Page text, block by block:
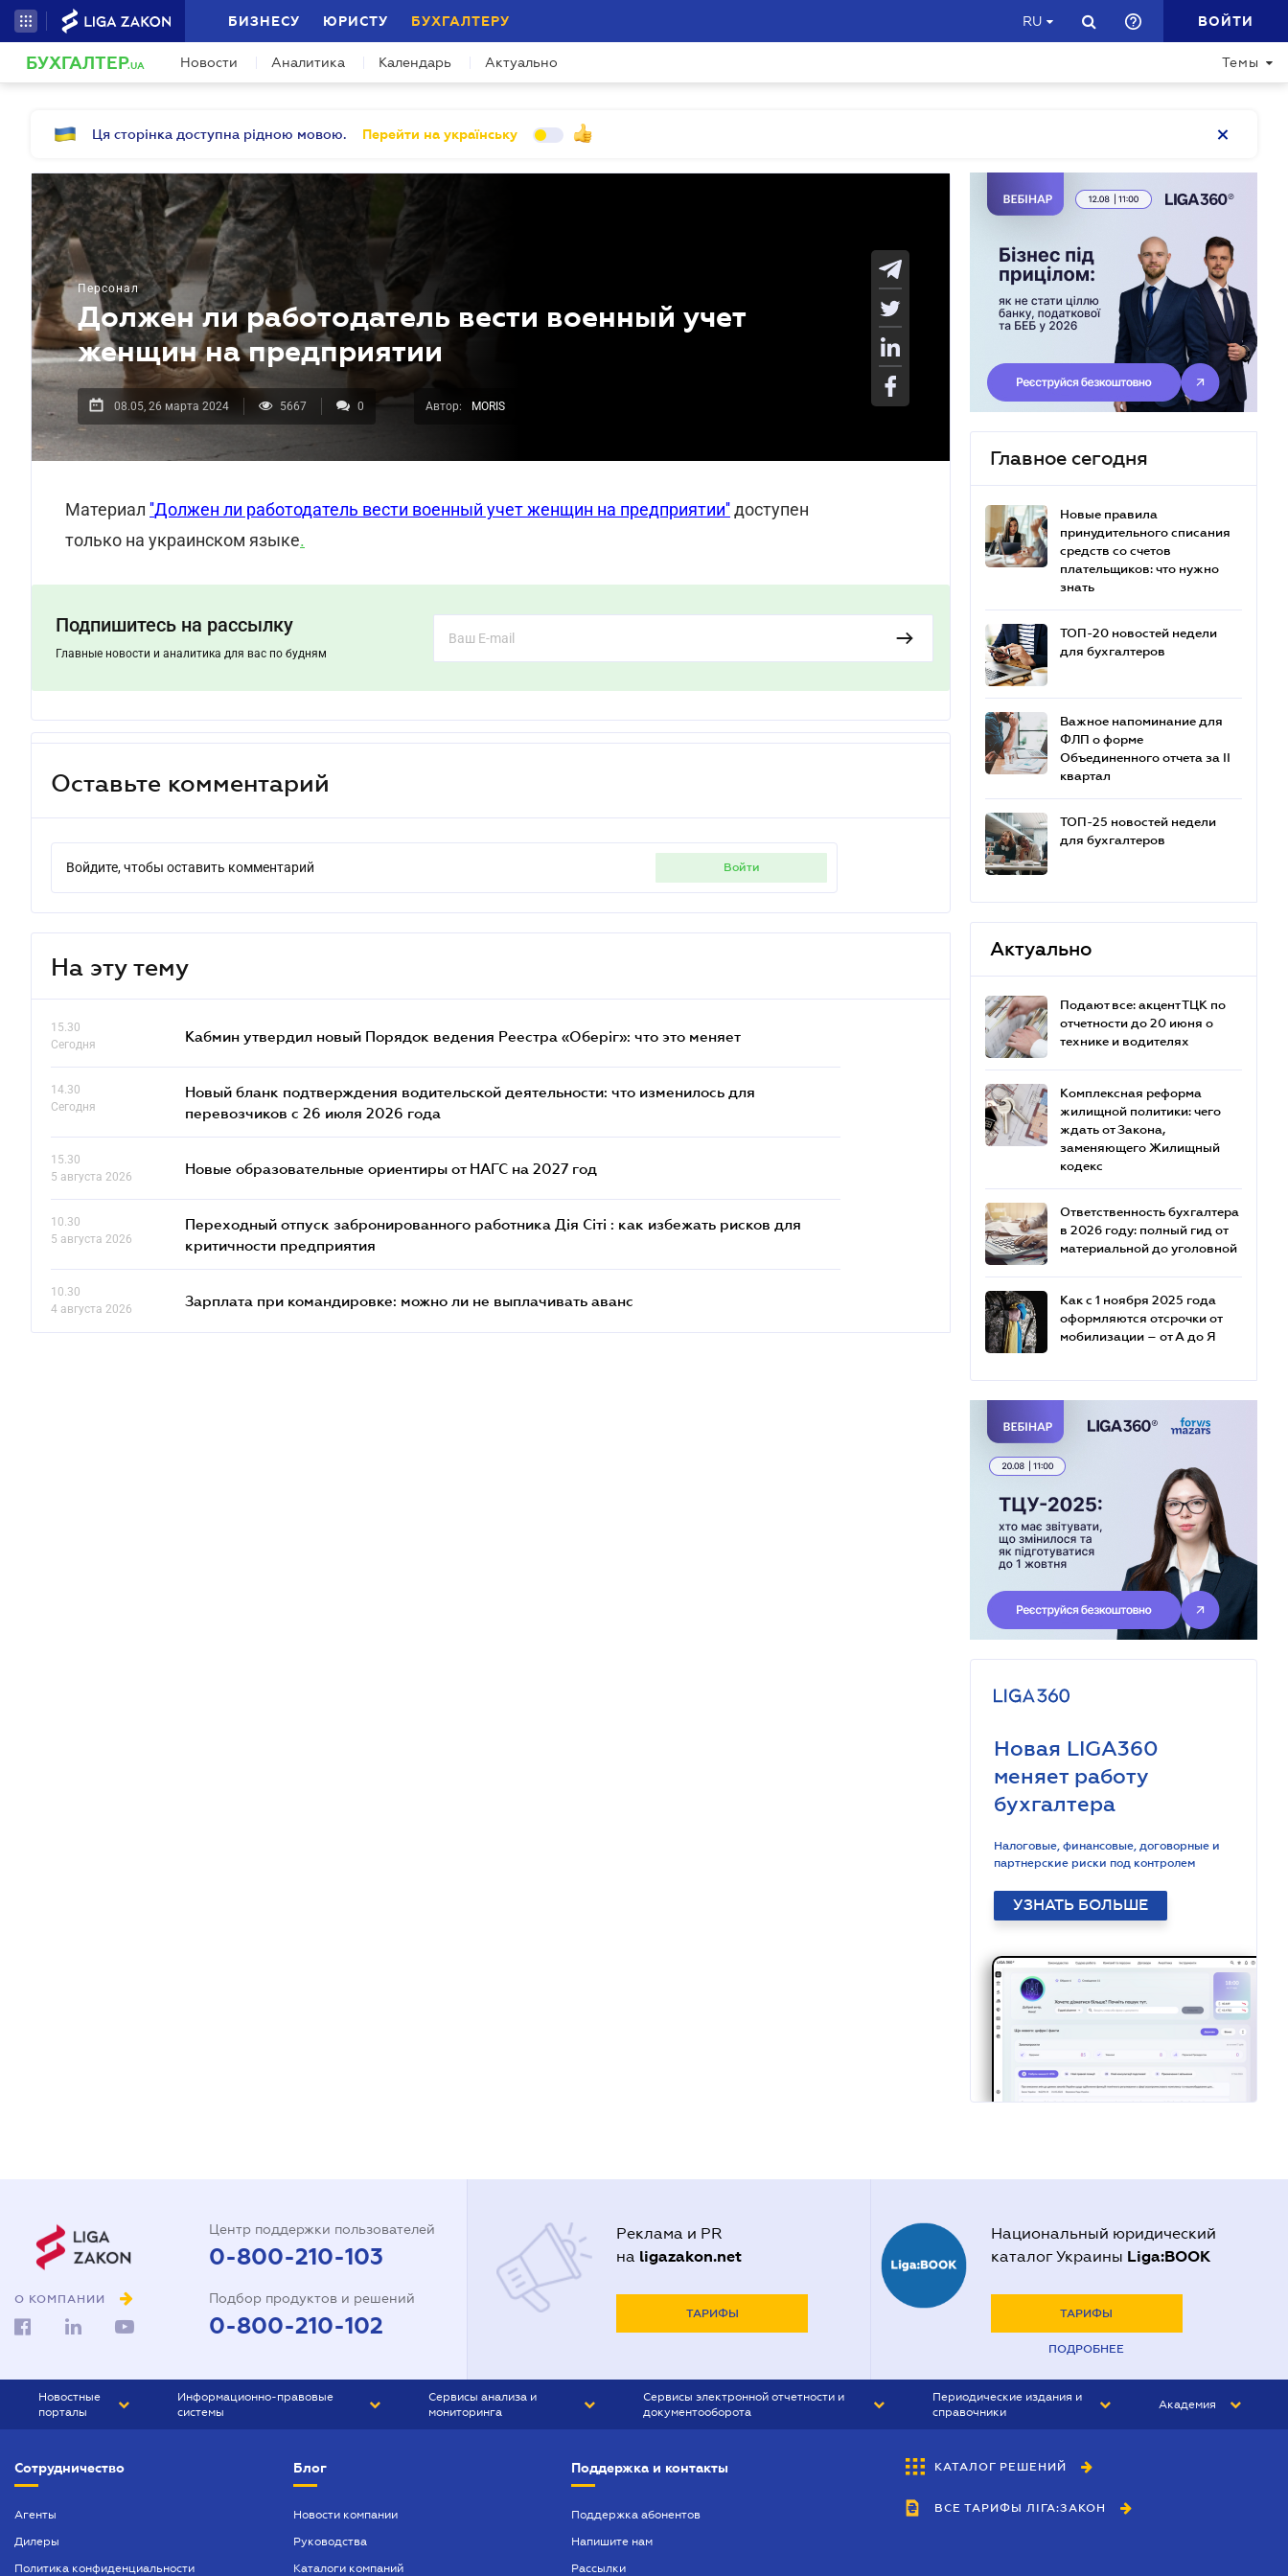
БИЗНЕСУ ЮРИСТУ БУХГАЛТЕРУ RU ВОЙТИ
БУХГАЛТЕР.UA Новости Аналитика Календарь Актуально Темы
Ця сторінка доступна рідною мовою. Перейти на українську
Персонал
Должен ли работодатель вести военный учет
женщин на предприятии
08.05, 26 марта 2024 5667 0 Автор: MORIS
Материал ''Должен ли работодатель вести военный учет женщин на предприятии''доступен
только на украинском языке.
Подпишитесь на рассылку
Главные новости и аналитика для вас по будням
Оставьте комментарий
Войдите, чтобы оставить комментарий войти
На эту тему
15.30
Сегодня
Кабмин утвердил новый Порядок ведения Реестра «Оберіг»: что это меняет
14.30
Сегодня
Новый бланк подтверждения водительской деятельности: что изменилось для
перевозчиков с 26 июля 2026 года
15.30
5 августа 2026
Новые образовательные ориентиры от НАГС на 2027 год
10.30
5 августа 2026
Переходный отпуск забронированного работника Дія Сіті : как избежать рисков для
критичности предприятия
10.30
4 августа 2026
Зарплата при командировке: можно ли не выплачивать аванс
Главное сегодня
Новые правила
принудительного списания
средств со счетов
плательщиков: что нужно
знать
ТОП-20 новостей недели
для бухгалтеров
Важное напоминание для
ФЛП о форме
Объединенного отчета за II
квартал
ТОП-25 новостей недели
для бухгалтеров
Актуально
Подают все: акцент ТЦК по
отчетности до 20 июня о
технике и водителях
Комплексная реформа
жилищной политики: чего
ждать от Закона,
заменяющего Жилищный
кодекс
Ответственность бухгалтера
в 2026 году: полный гид от
материальной до уголовной
Как с 1 ноября 2025 года
оформляются отсрочки от
мобилизации – от А до Я
Новая LIGA360
меняет работу
бухгалтера
Налоговые, финансовые, договорные и
партнерские риски под контролем
УЗНАТЬ БОЛЬШЕ
О КОМПАНИИ
Центр поддержки пользователей
0-800-210-103
Подбор продуктов и решений
0-800-210-102
Реклама и PR
на ligazakon.net
ТАРИФЫ
Национальный юридический
каталог Украины Liga:BOOK
ТАРИФЫ
ПОДРОБНЕЕ
Новостные
порталы
БИЗНЕС
Информационно-правовые
системы
БУХГАЛТЕР ПРОФ
Сервисы анализа и
мониторинга
Сервисы электронной отчетности и
документооборота
Периодические издания и
справочники
БУХГАЛТЕР&ЗАКОН
ВЕСТНИК МСФО
Академия
Сотрудничество
Агенты
Дилеры
Политика конфиденциальности
Блог
Новости компании
Руководства
Каталоги компаний
Поддержка и контакты
Поддержка абонентов
Напишите нам
Рассылки
КАТАЛОГ РЕШЕНИЙ
ВСЕ ТАРИФЫ ЛІГА:ЗАКОН